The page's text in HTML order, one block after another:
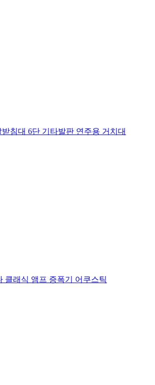
침대 6단 기타발판 연주용 거치대
클래식 앰프 증폭기 어쿠스틱